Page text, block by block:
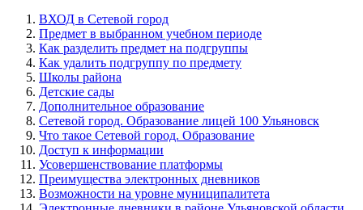
ВХОД в Сетевой город
Предмет в выбранном учебном периоде
Как разделить предмет на подгруппы
Как удалить подгруппу по предмету
Школы района
Детские сады
Дополнительное образование
Сетевой город. Образование лицей 100 Ульяновск
Что такое Сетевой город. Образование
Доступ к информации
Усовершенствование платформы
Преимущества электронных дневников
Возможности на уровне муниципалитета